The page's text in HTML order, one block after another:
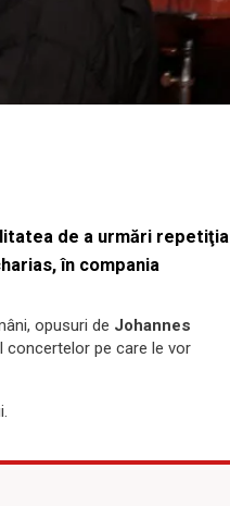
de a urmări repetiţia
în compania
opusuri de Johannes
concertelor pe care le vor